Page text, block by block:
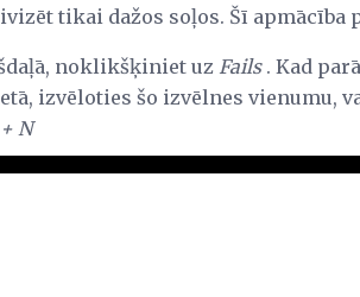
tikai dažos soļos. Šī apmācība
noklikšķiniet uz Fails. Kad
izvēloties šo izvēlnes vienumu,
N